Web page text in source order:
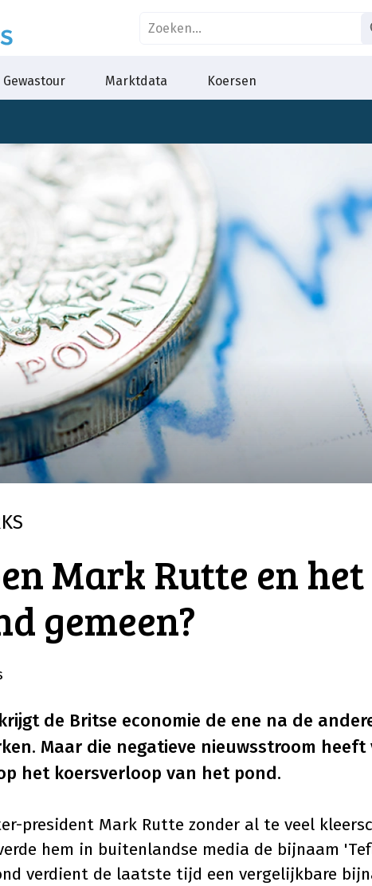
Gewastour Marktdata Koersen
Mark Rutte en het
gemeen?
de Britse economie de ene na de
Maar die negatieve nieuwsstroom heeft
het koersverloop van het pond.
president Mark Rutte zonder al te veel
hem in buitenlandse media de bijnaam
verdient de laatste tijd een vergelijkbare